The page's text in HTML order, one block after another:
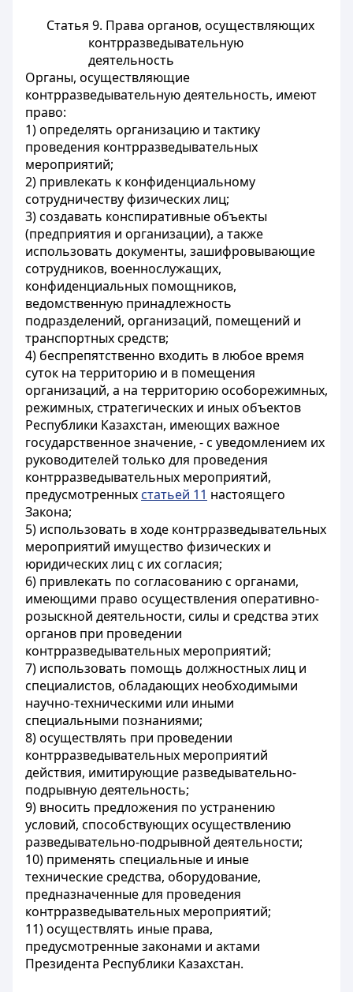
Статья 9. Права органов, осуществляющих
контрразведывательную
деятельность
Органы, осуществляющие
контрразведывательную деятельность, имеют
право:
1) определять организацию и тактику
проведения контрразведывательных
мероприятий;
2) привлекать к конфиденциальному
сотрудничеству физических лиц;
3) создавать конспиративные объекты
(предприятия и организации), а также
использовать документы, зашифровывающие
сотрудников, военнослужащих,
конфиденциальных помощников,
ведомственную принадлежность
подразделений, организаций, помещений и
транспортных средств;
4) беспрепятственно входить в любое время
суток на территорию и в помещения
организаций, а на территорию особорежимных,
режимных, стратегических и иных объектов
Республики Казахстан, имеющих важное
государственное значение, - с уведомлением их
руководителей только для проведения
контрразведывательных мероприятий,
предусмотренных статьей 11 настоящего
Закона;
5) использовать в ходе контрразведывательных
мероприятий имущество физических и
юридических лиц с их согласия;
6) привлекать по согласованию с органами,
имеющими право осуществления оперативно-
розыскной деятельности, силы и средства этих
органов при проведении
контрразведывательных мероприятий;
7) использовать помощь должностных лиц и
специалистов, обладающих необходимыми
научно-техническими или иными
специальными познаниями;
8) осуществлять при проведении
контрразведывательных мероприятий
действия, имитирующие разведывательно-
подрывную деятельность;
9) вносить предложения по устранению
условий, способствующих осуществлению
разведывательно-подрывной деятельности;
10) применять специальные и иные
технические средства, оборудование,
предназначенные для проведения
контрразведывательных мероприятий;
11) осуществлять иные права,
предусмотренные законами и актами
Президента Республики Казахстан.